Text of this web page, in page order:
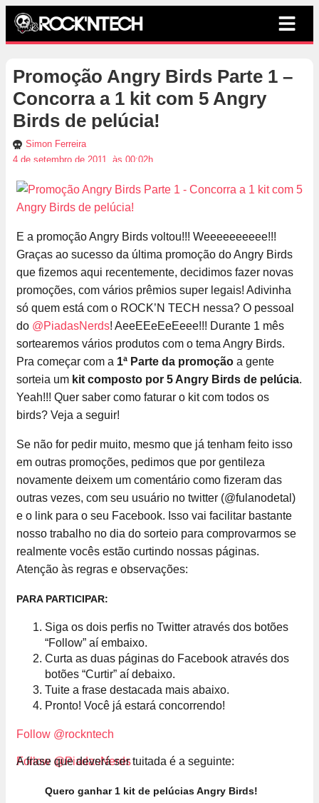
Promoção Angry Birds Parte 1 –
Concorra a 1 kit com 5 Angry
Birds de pelúcia!
Simon Ferreira
4 de setembro de 2011, às 00:02h
E a promoção Angry Birds voltou!!! Weeeeeeeeee!!!
Graças ao sucesso da última promoção do Angry Birds
que fizemos aqui recentemente, decidimos fazer novas
promoções, com vários prêmios super legais! Adivinha
só quem está com o ROCK’N TECH nessa? O pessoal
do @PiadasNerds! AeeEEeEeEeee!!! Durante 1 mês
sortearemos vários produtos com o tema Angry Birds.
Pra começar com a 1ª Parte da promoção a gente
sorteia um kit composto por 5 Angry Birds de pelúcia.
Yeah!!! Quer saber como faturar o kit com todos os
birds? Veja a seguir!
Se não for pedir muito, mesmo que já tenham feito isso
em outras promoções, pedimos que por gentileza
novamente deixem um comentário como fizeram das
outras vezes, com seu usuário no twitter (@fulanodetal)
e o link para o seu Facebook. Isso vai facilitar bastante
nosso trabalho no dia do sorteio para comprovarmos se
realmente vocês estão curtindo nossas páginas.
Atenção às regras e observações:
PARA PARTICIPAR:
Siga os dois perfis no Twitter através dos botões
“Follow” aí embaixo.
Curta as duas páginas do Facebook através dos
botões “Curtir” aí debaixo.
Tuite a frase destacada mais abaixo.
Pronto! Você já estará concorrendo!
Follow @rockntech
Follow @PiadasNerds
A frase que deverá ser tuitada é a seguinte:
Quero ganhar 1 kit de pelúcias Angry Birds!